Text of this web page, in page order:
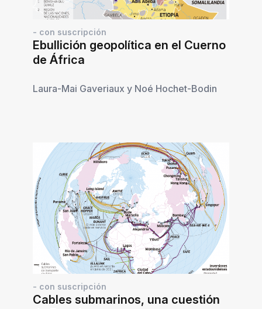
- con suscripción
Ebullición geopolítica en el Cuerno
de África
Laura-Mai Gaveriaux y Noé Hochet-Bodin
- con suscripción
Cables submarinos, una cuestión